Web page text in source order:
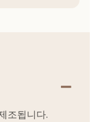
조됩니다.